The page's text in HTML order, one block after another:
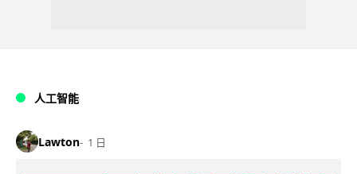
人工智能
Lawton 1 日